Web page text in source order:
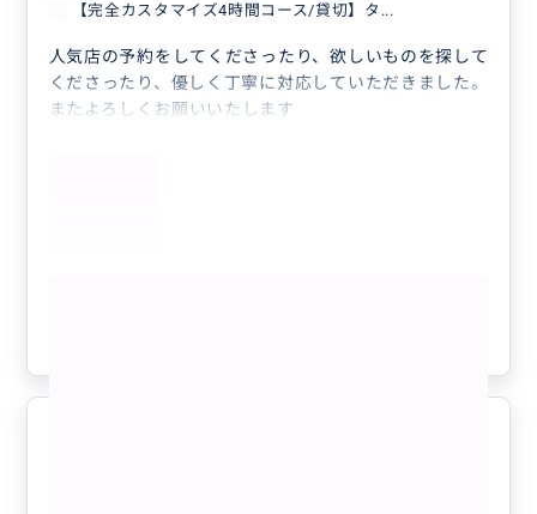
【完全カスタマイズ4時間コース/貸切】タ...
人気店の予約をしてくださったり、欲しいものを探して
くださったり、優しく丁寧に対応していただきました。
またよろしくお願いいたします